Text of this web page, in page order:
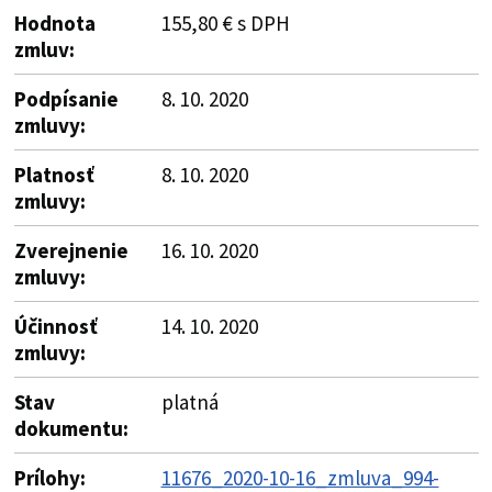
Hodnota
zmluv:
155,80 € s DPH
Podpísanie
zmluvy:
8. 10. 2020
Platnosť
zmluvy:
8. 10. 2020
Zverejnenie
zmluvy:
16. 10. 2020
Účinnosť
zmluvy:
14. 10. 2020
Stav
dokumentu:
platná
Prílohy:
11676_2020-10-16_zmluva_994-